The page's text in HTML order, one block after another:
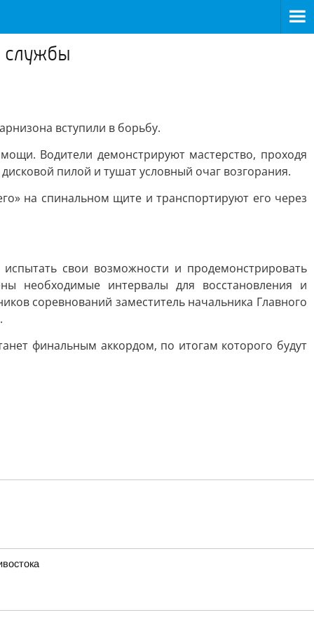
службы
вступили в борьбу.
Водители демонстрируют мастерство, проходя
пилой и тушат условный очаг возгорания.
на спинальном щите и транспортируют его через
свои возможности и продемонстрировать
необходимые интервалы для восстановления и
соревнований заместитель начальника Главного
финальным аккордом, по итогам которого будут